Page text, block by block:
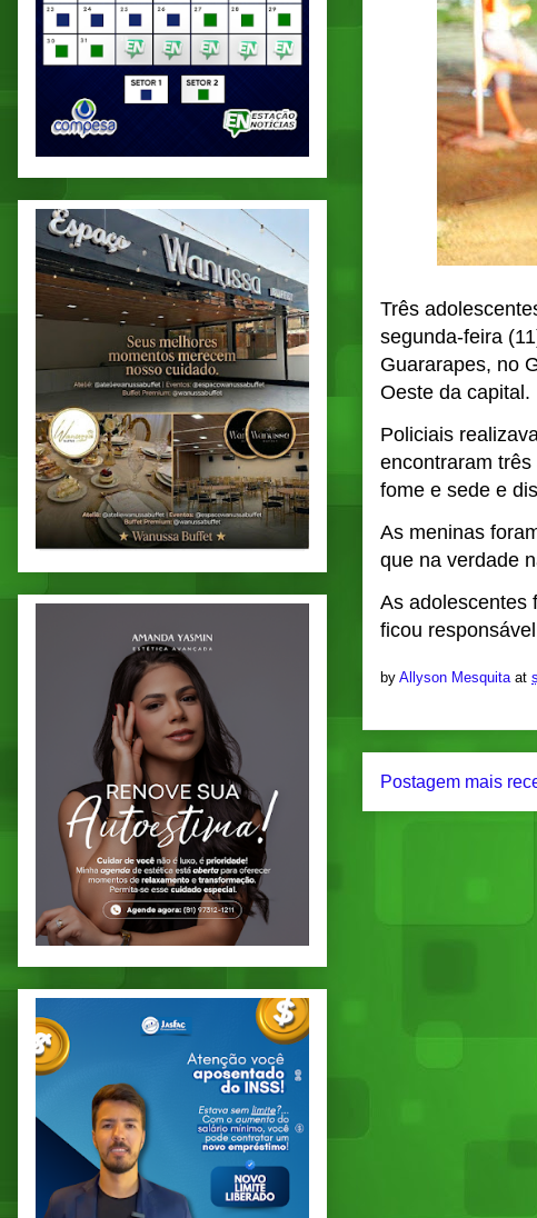
Três
segunda-feira
Guararapes, no
Oeste da capital.
Policiais
encontraram
fome e sede e
As meninas
que na verdade
As adolescentes
ficou
by Allyson Mesquita at
Postagem mais